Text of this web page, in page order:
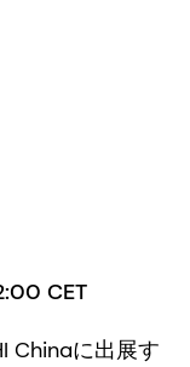
CET
Chinaに出展す